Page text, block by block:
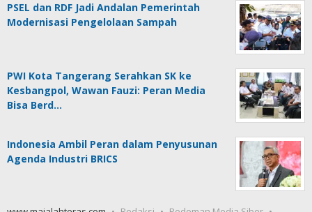
PSEL dan RDF Jadi Andalan Pemerintah
Modernisasi Pengelolaan Sampah
PWI Kota Tangerang Serahkan SK ke
Kesbangpol, Wawan Fauzi: Peran Media
Bisa Berd…
Indonesia Ambil Peran dalam Penyusunan
Agenda Industri BRICS